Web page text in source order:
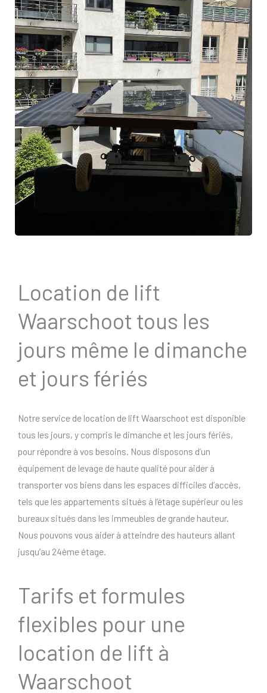
Location de lift
Waarschoot tous les
jours même le dimanche
et jours fériés
Notre service de location de lift Waarschoot est disponible
tous les jours, y compris le dimanche et les jours fériés,
pour répondre à vos besoins. Nous disposons d’un
équipement de levage de haute qualité pour aider à
transporter vos biens dans les espaces difficiles d’accès,
tels que les appartements situés à l’étage supérieur ou les
bureaux situés dans les immeubles de grande hauteur.
Nous pouvons vous aider à atteindre des hauteurs allant
jusqu’au 24ème étage.
Tarifs et formules
flexibles pour une
location de lift à
Waarschoot